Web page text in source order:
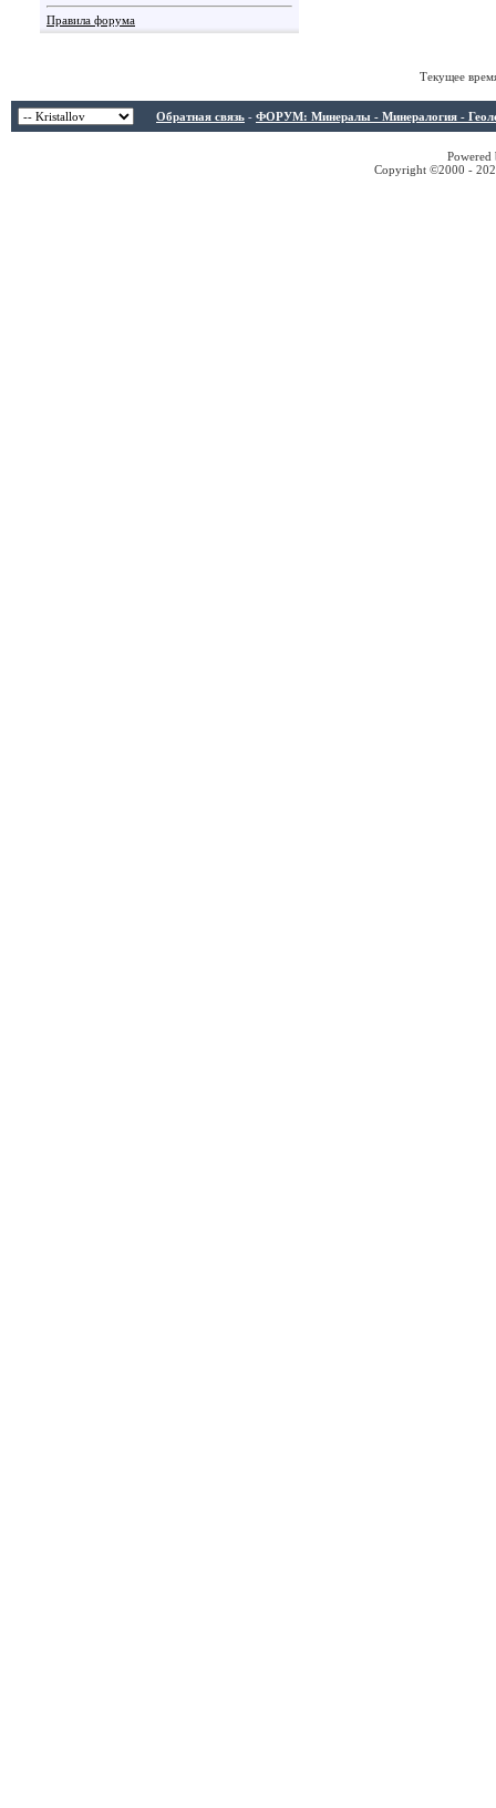
Правила форума
Текущее
Обратная связь - ФОРУМ: Минералы - Минералогия -
Copyright ©2000 -